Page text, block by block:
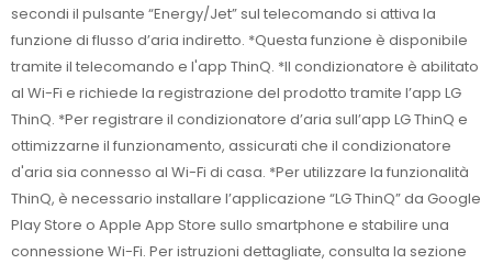
secondi il pulsante “Energy/Jet” sul telecomando si attiva la
funzione di flusso d’aria indiretto. *Questa funzione è disponibile
tramite il telecomando e l'app ThinQ. *Il condizionatore è abilitato
al Wi-Fi e richiede la registrazione del prodotto tramite l’app LG
ThinQ. *Per registrare il condizionatore d’aria sull’app LG ThinQ e
ottimizzarne il funzionamento, assicurati che il condizionatore
d'aria sia connesso al Wi-Fi di casa. *Per utilizzare la funzionalità
ThinQ, è necessario installare l’applicazione “LG ThinQ” da Google
Play Store o Apple App Store sullo smartphone e stabilire una
connessione Wi-Fi. Per istruzioni dettagliate, consulta la sezione